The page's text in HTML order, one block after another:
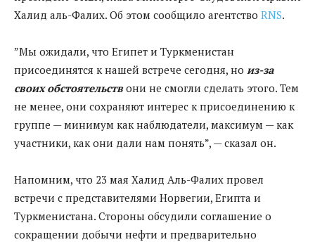
Халид аль-Фалих. Об этом сообщило агентство RNS.
”Мы ожидали, что Египет и Туркменистан
присоединятся к нашей встрече сегодня, но из-за
своих обстоятельствони не смогли сделать этого. Тем
не менее, они сохраняют интерес к присоединению к
группе — минимум как наблюдатели, максимум — как
участники, как они дали нам понять”, — сказал он.
Напомним, что 23 мая Халид Аль-Фалих провел
встречи с представителями Норвегии, Египта и
Туркменистана. Стороны обсудили соглашение о
сокращении добычи нефти и предварительно